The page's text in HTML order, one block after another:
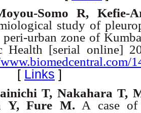
Somo R,
study of
peri-urban zone of
Health [serial online]
Links ]
T, Nakahara T,
Y, Fure M. A case of